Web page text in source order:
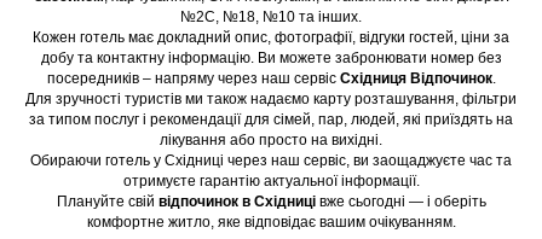
№2С, №18, №10 та інших.
Кожен готель має докладний опис, фотографії, відгуки гостей, ціни за
добу та контактну інформацію. Ви можете забронювати номер без
посередників – напряму через наш сервіс Східниця Відпочинок.
Для зручності туристів ми також надаємо карту розташування, фільтри
за типом послуг і рекомендації для сімей, пар, людей, які приїздять на
лікування або просто на вихідні.
Обираючи готель у Східниці через наш сервіс, ви заощаджуєте час та
отримуєте гарантію актуальної інформації.
Плануйте свій відпочинок в Східницівже сьогодні — і оберіть
комфортне житло, яке відповідає вашим очікуванням.